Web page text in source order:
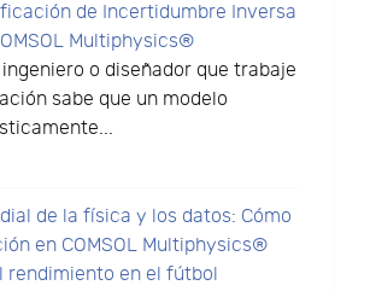
de Incertidumbre Inversa
Multiphysics®
o diseñador que trabaje
sabe que un modelo
de la física y los datos: Cómo
en COMSOL Multiphysics®
rendimiento en el fútbol